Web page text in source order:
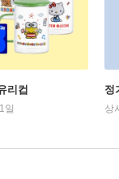
리컵
일
정
상